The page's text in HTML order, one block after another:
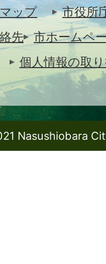
ップ
市役所
先
市ホームペ
個人情報の取
Nasushiobara